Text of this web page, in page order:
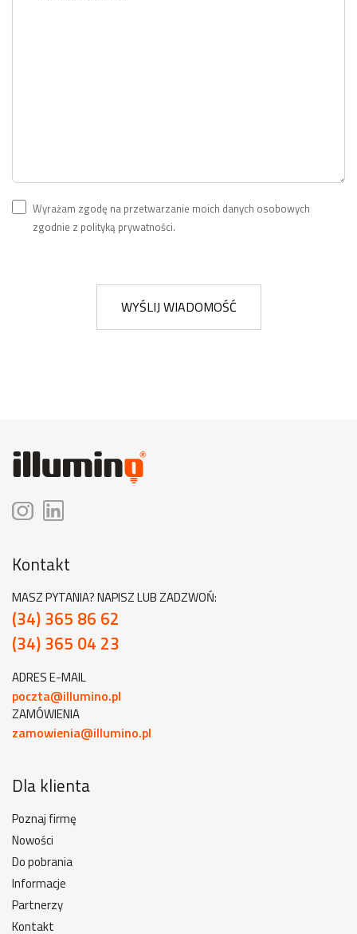
Wyrażam zgodę na przetwarzanie moich danych osobowych
zgodnie z polityką prywatności.
WYŚLIJ WIADOMOŚĆ
Kontakt
MASZ PYTANIA? NAPISZ LUB ZADZWOŃ:
(34) 365 86 62
(34) 365 04 23
ADRES E-MAIL
poczta@illumino.pl
ZAMÓWIENIA
zamowienia@illumino.pl
Dla klienta
Poznaj firmę
Nowości
Do pobrania
Informacje
Partnerzy
Kontakt